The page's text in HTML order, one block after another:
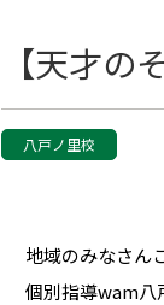
【天才の
八戸ノ里校
地域のみなさん
個別指導wam八